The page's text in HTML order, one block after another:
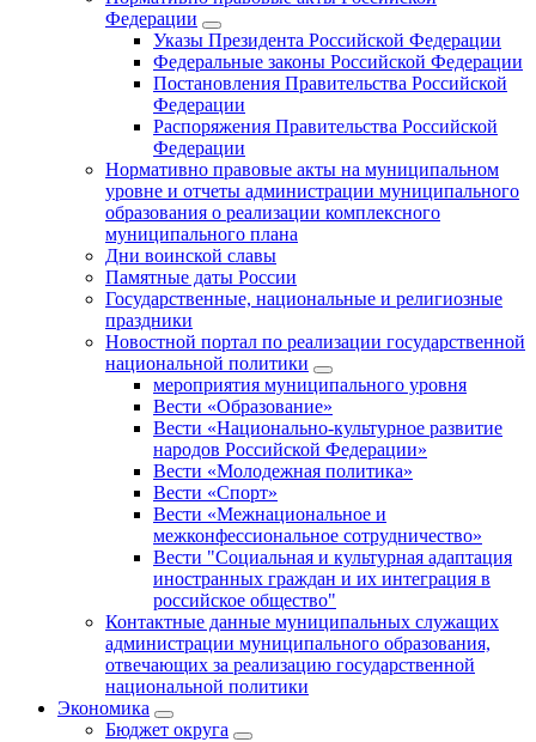
Федерации
Указы Президента Российской Федерации
Федеральные законы Российской Федерации
Постановления Правительства Российской
Федерации
Распоряжения Правительства Российской
Федерации
Нормативно правовые акты на муниципальном
уровне и отчеты администрации муниципального
образования о реализации комплексного
муниципального плана
Дни воинской славы
Памятные даты России
Государственные, национальные и религиозные
праздники
Новостной портал по реализации государственной
национальной политики
мероприятия муниципального уровня
Вести «Образование»
Вести «Национально-культурное развитие
народов Российской Федерации»
Вести «Молодежная политика»
Вести «Спорт»
Вести «Межнациональное и
межконфессиональное сотрудничество»
Вести "Социальная и культурная адаптация
иностранных граждан и их интеграция в
российское общество"
Контактные данные муниципальных служащих
администрации муниципального образования,
отвечающих за реализацию государственной
национальной политики
Экономика
Бюджет округa